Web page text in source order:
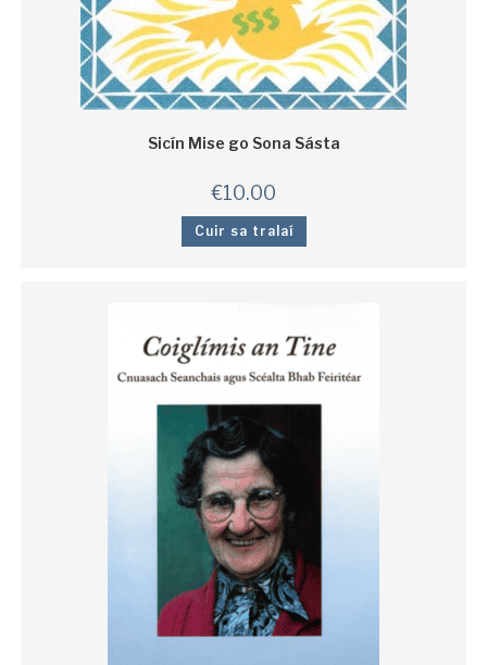
Sicín Mise go Sona Sásta
€10.00
Cuir sa tralaí